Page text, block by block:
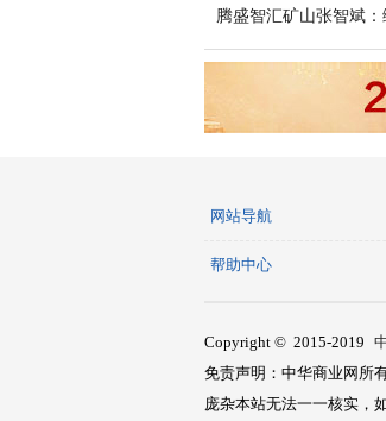
腾盛智汇矿山张智斌
网站导航
帮助中心
Copyright © 2015-2019
免责声明：中华商业网所
庞杂本站无法一一核实，